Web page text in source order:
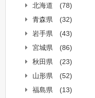
北海道
(78)
青森県
(32)
岩手県
(43)
宮城県
(86)
秋田県
(23)
山形県
(52)
福島県
(13)